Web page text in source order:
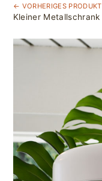
← VORHERIGES PRODUKT